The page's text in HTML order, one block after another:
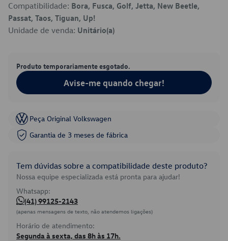
Compatibilidade: Bora, Fusca, Golf, Jetta, New Beetle,
Passat, Taos, Tiguan, Up!
Unidade de venda: Unitário(a)
Produto temporariamente esgotado.
Avise-me quando chegar!
Peça Original Volkswagen
Garantia de 3 meses de fábrica
Tem dúvidas sobre a compatibilidade deste produto?
Nossa equipe especializada está pronta para ajudar!
Whatsapp:
(41) 99125-2143
(apenas mensagens de texto, não atendemos ligações)
Horário de atendimento:
Segunda à sexta, das 8h às 17h.